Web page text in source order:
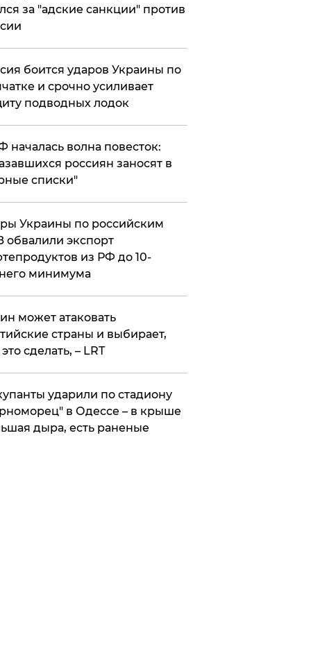
за "адские санкции" против
боится ударов Украины по
и срочно усиливает
подводных лодок
началась волна повесток:
россиян заносят в
списки"
Украины по российским
обвалили экспорт
из РФ до 10-
минимума
может атаковать
страны и выбирает,
сделать, – LRT
ударили по стадиону
в Одессе – в крыше
дыра, есть раненые